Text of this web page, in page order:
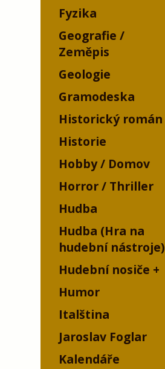
Fyzika
Geografie /
Zeměpis
Geologie
Gramodeska
Historický román
Historie
Hobby / Domov
Horror / Thriller
Hudba
Hudba (Hra na
hudební nástroje)
Hudební nosiče
Humor
Italština
Jaroslav Foglar
Kalendáře